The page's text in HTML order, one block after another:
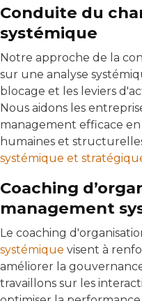
Conduite du
systémique
Notre approche de la
sur une analyse
blocage et les leviers
Nous aidons les
management efficace
humaines et
systémique et
Coaching
management
Le coaching
systémique visent à
améliorer la
travaillons sur les